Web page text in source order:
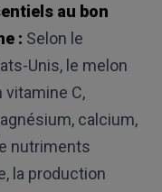
au bon
: Selon le
Unis, le melon
C,
calcium,
nutriments
la production